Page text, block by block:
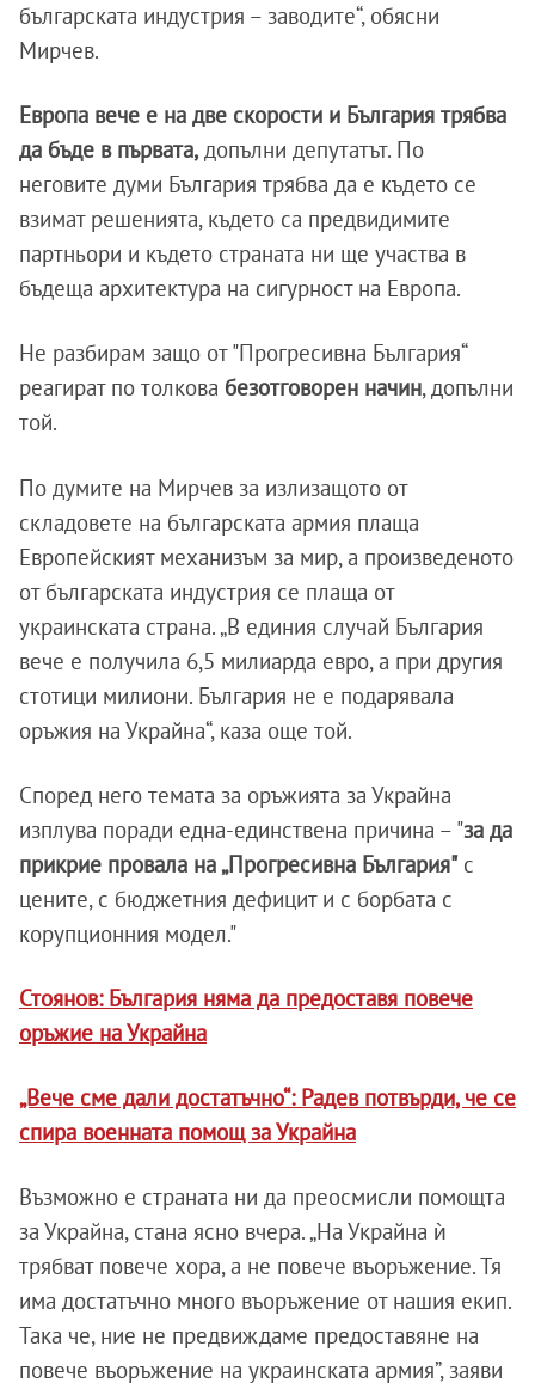
българската индустрия – заводите“, обясни
Мирчев.
Европа вече е на две скорости и България трябва
да бъде в първата, допълни депутатът. По
неговите думи България трябва да е където се
взимат решенията, където са предвидимите
партньори и където страната ни ще участва в
бъдеща архитектура на сигурност на Европа.
Не разбирам защо от "Прогресивна България“
реагират по толкова безотговорен начин, допълни
той.
По думите на Мирчев за излизащото от
складовете на българската армия плаща
Европейският механизъм за мир, а произведеното
от българската индустрия се плаща от
украинската страна. „В единия случай България
вече е получила 6,5 милиарда евро, а при другия
стотици милиони. България не е подарявала
оръжия на Украйна“, каза още той.
Според него темата за оръжията за Украйна
изплува поради една-единствена причина – "за да
прикрие провала на „Прогресивна България"с
цените, с бюджетния дефицит и с борбата с
корупционния модел."
Стоянов: България няма да предоставя повече
оръжие на Украйна
„Вече сме дали достатъчно“: Радев потвърди, че се
спира военната помощ за Украйна
Възможно е страната ни да преосмисли помощта
за Украйна, стана ясно вчера. „На Украйна ѝ
трябват повече хора, а не повече въоръжение. Тя
има достатъчно много въоръжение от нашия екип.
Така че, ние не предвиждаме предоставяне на
повече въоръжение на украинската армия”, заяви